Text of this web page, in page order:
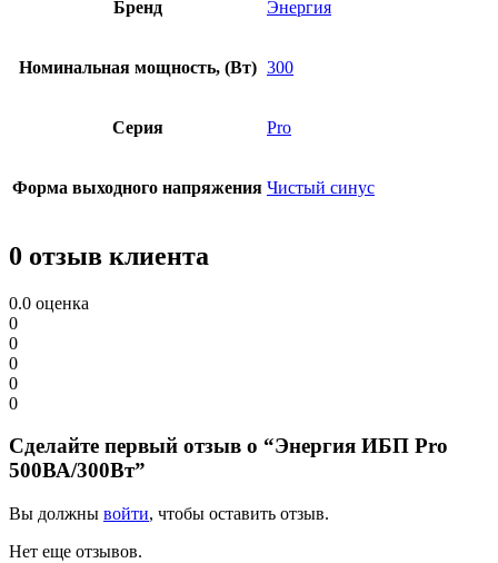
Бренд Энергия
Номинальная мощность, (Вт) 300
Серия Pro
Форма выходного напряжения Чистый синус
0 отзыв клиента
0.0 оценка
0
0
0
0
0
Сделайте первый отзыв о “Энергия ИБП Pro
500ВА/300Вт”
Вы должны войти, чтобы оставить отзыв.
Нет еще отзывов.